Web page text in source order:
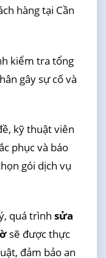
hàng tại Cần
kiểm tra tổng
gây sự cố và
kỹ thuật viên
phục và báo
gói dịch vụ
quá trình sửa
sẽ được thực
đảm bảo an